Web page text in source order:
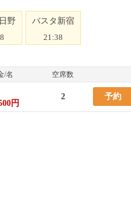
野
バスタ新宿
21:38
/名 空席数
円
2 予約